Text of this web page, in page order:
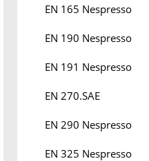
EN 165 Nespresso
EN 190 Nespresso
EN 191 Nespresso
EN 270.SAE
EN 290 Nespresso
EN 325 Nespresso